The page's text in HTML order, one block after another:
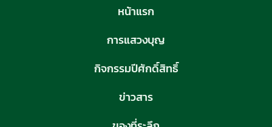
หน้าแรก
การแสวงบุญ
กิจกรรมปีศักดิ์สิทธิ์
ข่าวสาร